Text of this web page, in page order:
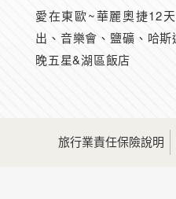
愛在東歐~華麗奧捷12
出、音樂會、鹽礦、哈
晚五星&湖區飯店
旅行業責任保險說明